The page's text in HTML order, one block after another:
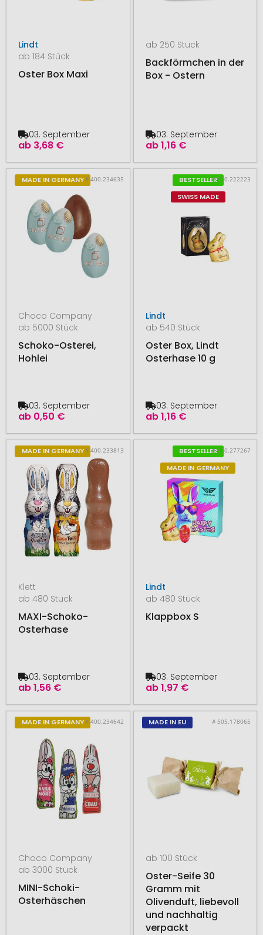
Lindt
ab 184 Stück
Oster Box Maxi
ab 3,68 €
03. September
ab 250 Stück
Backförmchen in der
Box - Ostern
ab1,16 €
03. September
MADE IN GERMANY# 400.234635
Choco Company
ab 5000 Stück
Schoko-Osterei,
Hohlei
ab 0,50 €
03. September
BESTSELLER
SWISS MADE
# 300.222223
Lindt
ab 540 Stück
Oster Box, Lindt
Osterhase 10 g
ab1,16 €
03. September
MADE IN GERMANY# 400.233813
Klett
ab 480 Stück
MAXI-Schoko-
Osterhase
ab1,56 €
03. September
BESTSELLER
MADE IN GERMANY
# 300.277267
Lindt
ab 480 Stück
Klappbox S
ab1,97 €
03. September
MADE IN GERMANY# 400.234642
Choco Company
ab 3000 Stück
MINI-Schoki-
Osterhäschen
MADE IN EU # 505.178065
ab 100 Stück
Oster-Seife 30
Gramm mit
Olivenduft, liebevoll
und nachhaltig
verpackt